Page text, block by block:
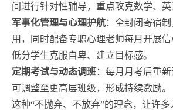
间进行针对性辅导，重点攻克数学、英
军事化管理与心理护航：全封闭寄宿
用，同时配备专职心理老师每月开展
低分学生克服自卑、建立目标感。
定期考试与动态调班：每月月考后重
可调整至更高层班级，形成持续激励。
这种“不抛弃、不放弃”的理念，让许多